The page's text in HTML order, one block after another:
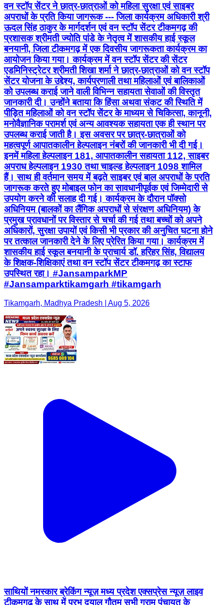
वन स्टॉप सेंटर ने छात्र-छात्राओं को महिला सुरक्षा एवं साइबर
अपराधों के प्रति किया जागरूक --- जिला कार्यक्रम अधिकारी श्री
ऊदल सिंह ठाकुर के मार्गदर्शन एवं वन स्टॉप सेंटर टीकमगढ़ की
प्रशासक श्रीमती ज्योति पांडे के नेतृत्व में शासकीय हाई स्कूल
बनयानी, जिला टीकमगढ़ में एक दिवसीय जागरूकता कार्यक्रम का
आयोजन किया गया। कार्यक्रम में वन स्टॉप सेंटर की सेंटर
एडमिनिस्ट्रेटर श्रीमती शिखा शर्मा ने छात्र-छात्राओं को वन स्टॉप
सेंटर योजना के उद्देश्य, कार्यप्रणाली तथा महिलाओं एवं बालिकाओं
को उपलब्ध कराई जाने वाली विभिन्न सहायता सेवाओं की विस्तृत
जानकारी दी। उन्होंने बताया कि हिंसा अथवा संकट की स्थिति में
पीड़ित महिलाओं को वन स्टॉप सेंटर के माध्यम से चिकित्सा, कानूनी,
मनोवैज्ञानिक परामर्श एवं अन्य आवश्यक सहायता एक ही स्थान पर
उपलब्ध कराई जाती है। इस अवसर पर छात्र-छात्राओं को
महत्वपूर्ण आपातकालीन हेल्पलाइन नंबरों की जानकारी भी दी गई।
इनमें महिला हेल्पलाइन 181, आपातकालीन सहायता 112, साइबर
अपराध हेल्पलाइन 1930 तथा चाइल्ड हेल्पलाइन 1098 शामिल
हैं। साथ ही वर्तमान समय में बढ़ते साइबर एवं बाल अपराधों के प्रति
जागरूक करते हुए मोबाइल फोन का सावधानीपूर्वक एवं जिम्मेदारी से
उपयोग करने की सलाह दी गई। कार्यक्रम के दौरान पॉक्सो
अधिनियम (बालकों का लैंगिक अपराधों से संरक्षण अधिनियम) के
प्रमुख प्रावधानों पर विस्तार से चर्चा की गई तथा बच्चों को अपने
अधिकारों, सुरक्षा उपायों एवं किसी भी प्रकार की अनुचित घटना होने
पर तत्काल जानकारी देने के लिए प्रेरित किया गया। कार्यक्रम में
शासकीय हाई स्कूल बनयानी के प्राचार्य डॉ. हरिहर सिंह, विद्यालय
के शिक्षक-शिक्षिकाएं तथा वन स्टॉप सेंटर टीकमगढ़ का स्टाफ
उपस्थित रहा। #JansamparkMP
#Jansamparktikamgarh #tikamgarh
Tikamgarh, Madhya Pradesh | Aug 5, 2026
साथियों नमस्कार ब्रेकिंग न्यूज़ मध्य प्रदेश एक्सप्रेस न्यूज़ लाइव
टीकमगढ़ के साथ में प्रभु दयाल गौतम सभी ग्राम पंचायत के